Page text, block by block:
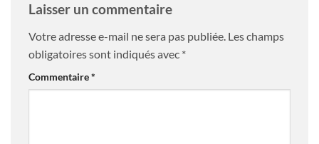
Laisser un commentaire
Votre adresse e-mail ne sera pas publiée. Les champs
obligatoires sont indiqués avec *
Commentaire*